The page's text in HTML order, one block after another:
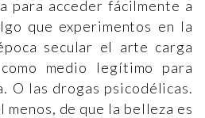
para acceder fácilmente a
que experimentos en la
secular el arte carga
medio legítimo para
O las drogas psicodélicas.
menos, de que la belleza es